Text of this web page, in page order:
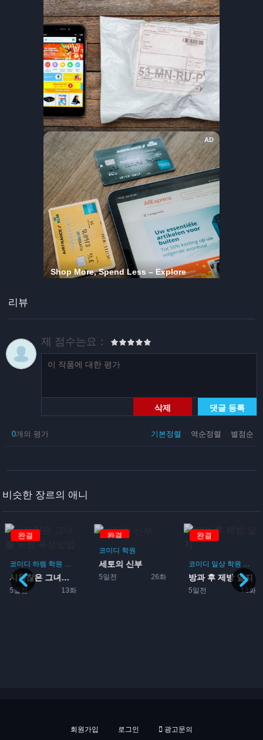
리뷰
제 점수는요：
삭제 댓글 등록
기본정렬 역순정렬 별점순
0개의 평가
비슷한 장르의 애니
임
완결
코미디 하렘 학원 로맨스 게임
시원찮은 그녀를 위한 육성방...
5일전 13화
완결
코미디 학원
세토의 신부
5일전 26화
완결
코미디 일상 학원 드라
방과 후 제방 일지
5일전 12화
회원가입 로그인 광고문의